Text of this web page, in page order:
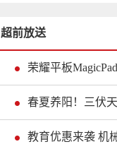
超前放送
荣耀平板
春夏养阳！三伏
教育优惠来袭 机